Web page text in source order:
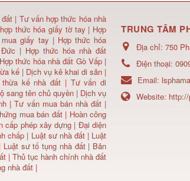
| Tư vấn hợp thức hóa nhà
thức hóa giấy tờ tay | Hợp
giấy tay | Hợp thức hóa
| Hợp thức hóa nhà đất
Hợp thức hóa nhà đất Gò Vấp|
kế | Dịch vụ kê khai di sản |
kế nhà đất | Tư vấn di
sang tên chủ quyền | Dịch vụ
|Tư vấn mua bán nhà đất |
mua bán đất | Hoàn công
cấp phép xây dựng | Đại diện
chấp | Luật sư nhà đất| Luật
Luật sư tố tụng nhà đất | Bản
| Thủ tục hành chính nhà đất
nhà đất |
TRUNG TÂM
Địa chỉ: 750
Điện thoại:
Email:
Website: